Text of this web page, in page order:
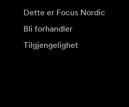
Dette er Focus Nordic
Bli forhandler
Tilgjengelighet